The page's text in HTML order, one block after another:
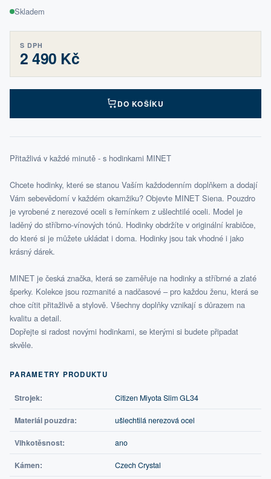
Skladem
S DPH
2 490 Kč
DO KOŠÍKU
Přitažlivá v každé minutě - s hodinkami MINET
Chcete hodinky, které se stanou Vaším každodenním doplňkem a dodají
Vám sebevědomí v každém okamžiku? Objevte MINET Siena. Pouzdro
je vyrobené z nerezové oceli s řemínkem z ušlechtilé oceli. Model je
laděný do stříbrno‑vínových tónů. Hodinky obdržíte v originální krabičce,
do které si je můžete ukládat i doma. Hodinky jsou tak vhodné i jako
krásný dárek.
MINET je česká značka, která se zaměřuje na hodinky a stříbrné a zlaté
šperky. Kolekce jsou rozmanité a nadčasové – pro každou ženu, která se
chce cítit přitažlivě a stylově. Všechny doplňky vznikají s důrazem na
kvalitu a detail.
Dopřejte si radost novými hodinkami, se kterými si budete připadat
skvěle.
PARAMETRY PRODUKTU
Strojek: Citizen Miyota Slim GL34
Materiál pouzdra: ušlechtilá nerezová ocel
Vlhkotěsnost: ano
Kámen: Czech Crystal